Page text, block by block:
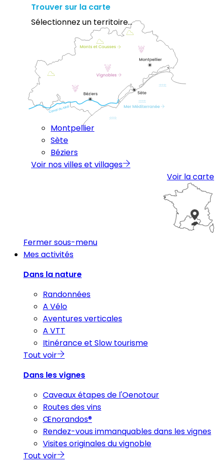
Trouver sur la carte
Sélectionnez un territoire...
Montpellier
Sète
Béziers
Voir nos villes et villages
Voir la carte
Fermer sous-menu
Mes activités
Dans la nature
Randonnées
A Vélo
Aventures verticales
A VTT
Itinérance et Slow tourisme
Tout voir
Dans les vignes
Caveaux étapes de l'Oenotour
Routes des vins
Œnorandos®
Rendez-vous immanquables dans les vignes
Visites originales du vignoble
Tout voir